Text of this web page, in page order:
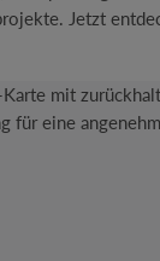
Jetzt